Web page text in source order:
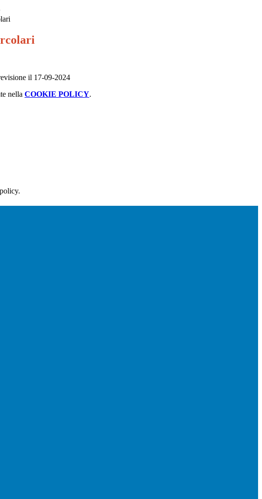
il 17-09-2024
nella COOKIE POLICY.